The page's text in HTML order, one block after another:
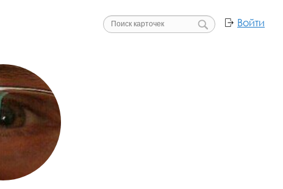
Войти